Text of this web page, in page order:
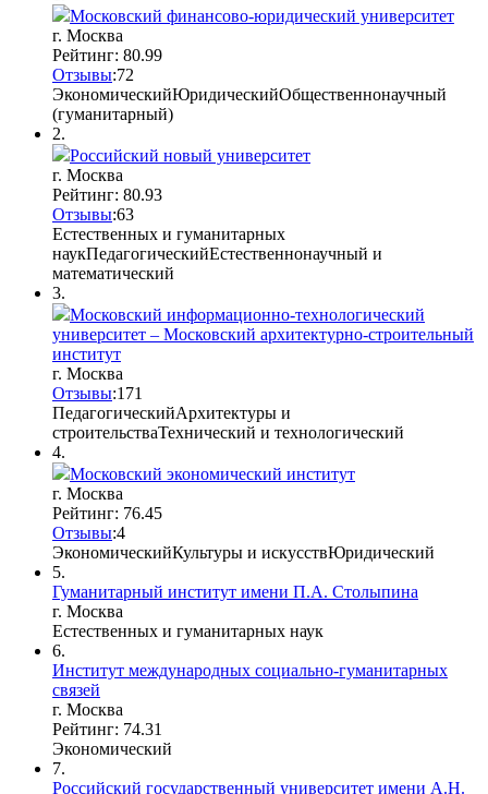
Московский финансово-юридический университет
г. Москва
Рейтинг: 80.99
Отзывы:72
ЭкономическийЮридическийОбщественнонаучный
(гуманитарный)
2.
Российский новый университет
г. Москва
Рейтинг: 80.93
Отзывы:63
Естественных и гуманитарных
наукПедагогическийЕстественнонаучный и
математический
3.
Московский информационно-технологический
университет – Московский архитектурно-строительный
институт
г. Москва
Отзывы:171
ПедагогическийАрхитектуры и
строительстваТехнический и технологический
4.
Московский экономический институт
г. Москва
Рейтинг: 76.45
Отзывы:4
ЭкономическийКультуры и искусствЮридический
5.
Гуманитарный институт имени П.А. Столыпина
г. Москва
Естественных и гуманитарных наук
6.
Институт международных социально-гуманитарных
связей
г. Москва
Рейтинг: 74.31
Экономический
7.
Российский государственный университет имени А.Н.